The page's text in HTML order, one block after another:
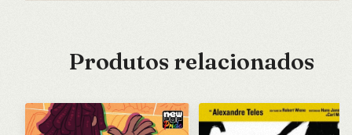
Produtos relacionados